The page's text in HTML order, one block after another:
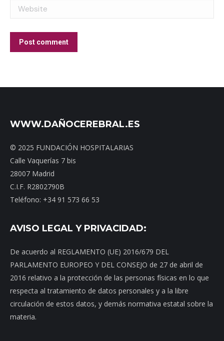
Website
Post comment
WWW.DAÑOCEREBRAL.ES
© 2025 FUNDACIÓN HOSPITALARIAS
Calle Vaquerías 7 bis
28007 Madrid
C.I.F. R2802790B
Teléfono: +34 91 573 66 53
AVISO LEGAL Y PRIVACIDAD:
De acuerdo al REGLAMENTO (UE) 2016/679 DEL
PARLAMENTO EUROPEO Y DEL CONSEJO de 27 de abril de
2016 relativo a la protección de las personas físicas en lo que
respecta al tratamiento de datos personales y a la libre
circulación de estos datos, y demás normativa estatal sobre la
materia.